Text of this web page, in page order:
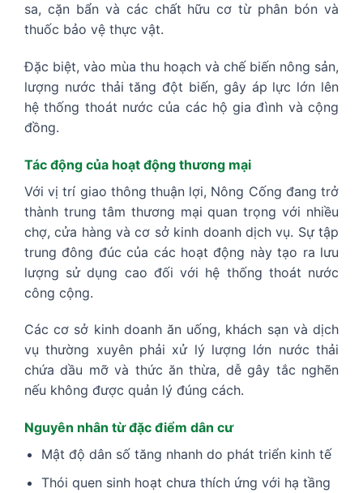
sa, cặn bẩn và các chất hữu cơ từ phân bón và
thuốc bảo vệ thực vật.
Đặc biệt, vào mùa thu hoạch và chế biến nông sản,
lượng nước thải tăng đột biến, gây áp lực lớn lên
hệ thống thoát nước của các hộ gia đình và cộng
đồng.
Tác động của hoạt động thương mại
Với vị trí giao thông thuận lợi, Nông Cống đang trở
thành trung tâm thương mại quan trọng với nhiều
chợ, cửa hàng và cơ sở kinh doanh dịch vụ. Sự tập
trung đông đúc của các hoạt động này tạo ra lưu
lượng sử dụng cao đối với hệ thống thoát nước
công cộng.
Các cơ sở kinh doanh ăn uống, khách sạn và dịch
vụ thường xuyên phải xử lý lượng lớn nước thải
chứa dầu mỡ và thức ăn thừa, dễ gây tắc nghẽn
nếu không được quản lý đúng cách.
Nguyên nhân từ đặc điểm dân cư
Mật độ dân số tăng nhanh do phát triển kinh tế
Thói quen sinh hoạt chưa thích ứng với hạ tầng